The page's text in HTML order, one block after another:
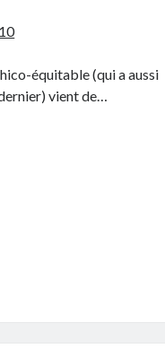
équitable (qui a aussi
vient de…